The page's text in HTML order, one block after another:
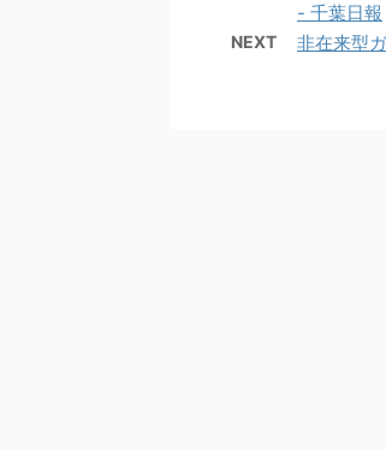
- 千葉日報
NEXT 非在来型